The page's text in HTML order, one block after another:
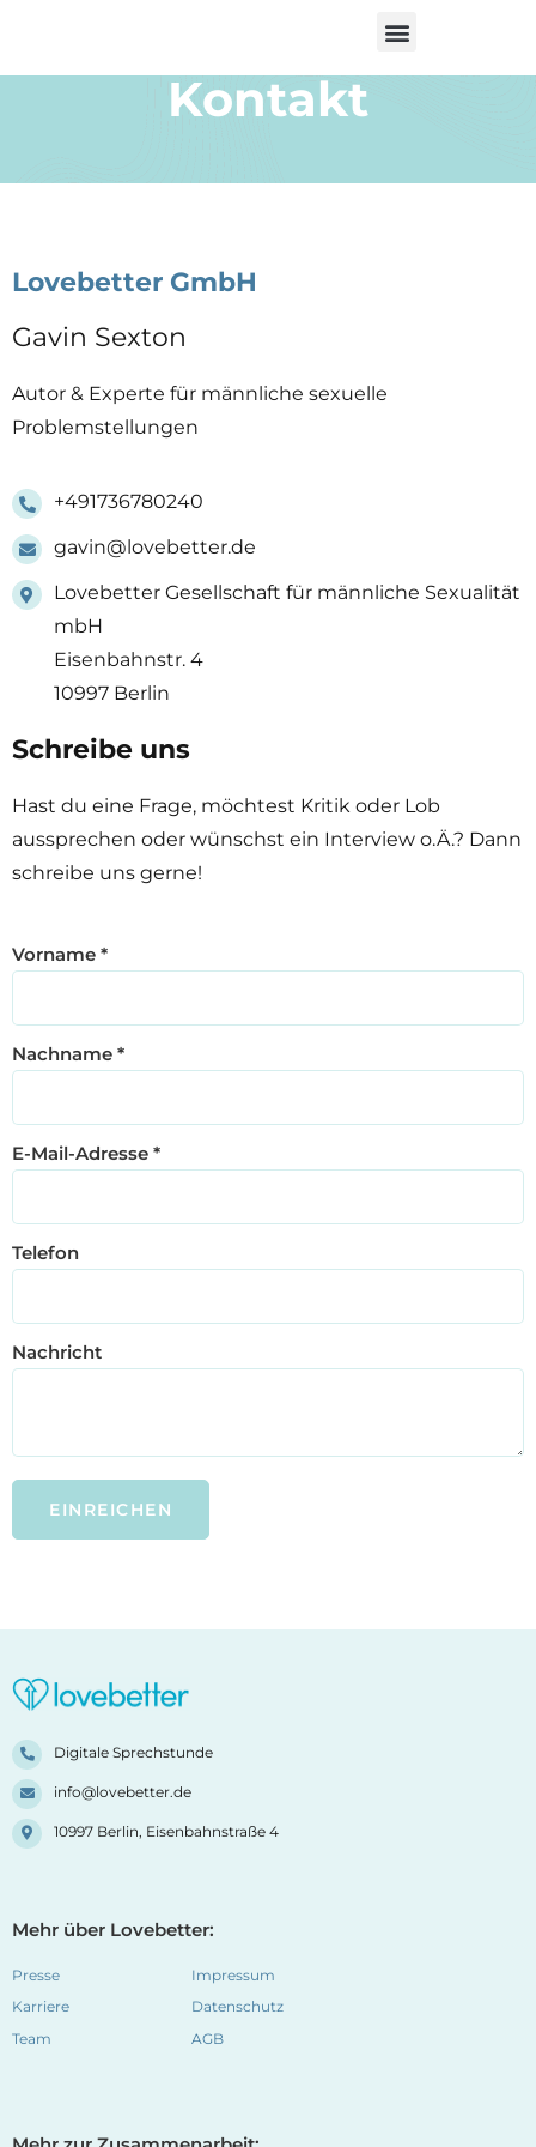
Kontakt
Lovebetter GmbH
Gavin Sexton
Autor & Experte für männliche sexuelle
Problemstellungen
+491736780240
gavin@lovebetter.de
Lovebetter Gesellschaft für männliche Sexualität
mbH
Eisenbahnstr. 4
10997 Berlin
Schreibe uns
Hast du eine Frage, möchtest Kritik oder Lob
aussprechen oder wünschst ein Interview o.Ä.? Dann
schreibe uns gerne!
Vorname *
Nachname *
E-Mail-Adresse *
Telefon
Nachricht
EINREICHEN
Digitale Sprechstunde
info@lovebetter.de
10997 Berlin, Eisenbahnstraße 4
Mehr über Lovebetter:
Presse
Karriere
Team
Impressum
Datenschutz
AGB